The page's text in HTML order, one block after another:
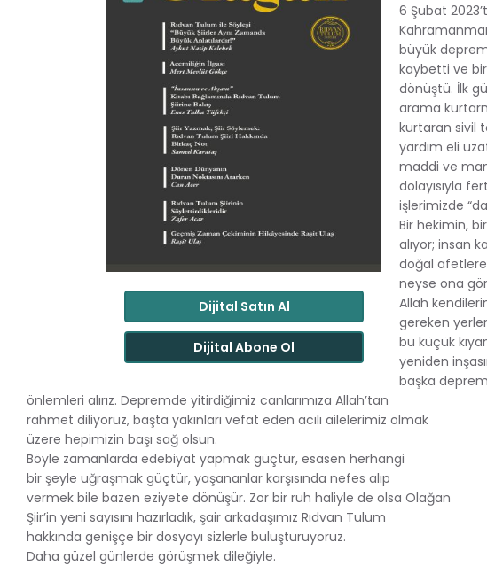
Dijital Satın Al
Dijital Abone Ol
6 Şubat
büyük
kaybetti ve
dönüştü. İlk
arama
kurtaran sivil
yardım eli
maddi ve
dolayısıyla
işlerimizde
Bir hekimin,
alıyor; insan
doğal afetlere
neyse ona
Allah
gereken
bu küçük
yeniden
başka
önlemleri alırız. Depremde yitirdiğimiz canlarımıza Allah’tan
rahmet diliyoruz, başta yakınları vefat eden acılı ailelerimiz olmak
üzere hepimizin başı sağ olsun.
Böyle zamanlarda edebiyat yapmak güçtür, esasen herhangi
bir şeyle uğraşmak güçtür, yaşananlar karşısında nefes alıp
vermek bile bazen eziyete dönüşür. Zor bir ruh haliyle de olsa Olağan
Şiir’in yeni sayısını hazırladık, şair arkadaşımız Rıdvan Tulum
hakkında genişçe bir dosyayı sizlerle buluşturuyoruz.
Daha güzel günlerde görüşmek dileğiyle.